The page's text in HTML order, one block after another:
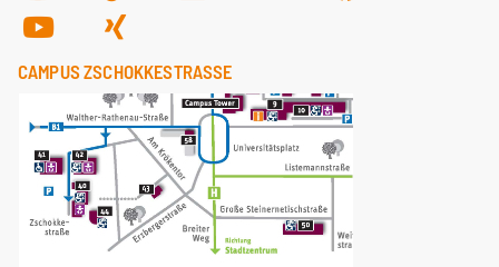
CAMPUS ZSCHOKKESTRASSE